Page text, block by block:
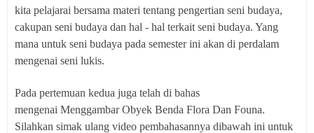
kita pelajarai bersama materi tentang pengertian seni budaya,
cakupan seni budaya dan hal - hal terkait seni budaya. Yang
mana untuk seni budaya pada semester ini akan di perdalam
mengenai seni lukis.
Pada pertemuan kedua juga telah di bahas
mengenai Menggambar Obyek Benda Flora Dan Founa.
Silahkan simak ulang video pembahasannya dibawah ini untuk